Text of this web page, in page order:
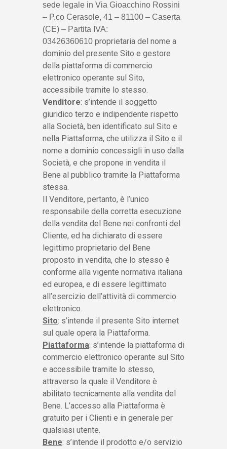
sede legale in Via Gioacchino Rossini
– P.co Cerasole, 41 – 81100 – Caserta
(CE) – Partita IVA:
03426360610 proprietaria del nome a
dominio del presente Sito e gestore
della piattaforma di commercio
elettronico operante sul Sito,
accessibile tramite lo stesso.
Venditore: s’intende il soggetto
giuridico terzo e indipendente rispetto
alla Società, ben identificato sul Sito e
nella Piattaforma, che utilizza il Sito e il
nome a dominio concessigli in uso dalla
Società, e che propone in vendita il
Bene al pubblico tramite la Piattaforma
stessa.
Il Venditore, pertanto, è l’unico
responsabile della corretta esecuzione
della vendita del Bene nei confronti del
Cliente, ed ha dichiarato di essere
legittimo proprietario del Bene
proposto in vendita, che lo stesso è
conforme alla vigente normativa italiana
ed europea, e di essere legittimato
all’esercizio dell’attività di commercio
elettronico.
Sito: s’intende il presente Sito internet
sul quale opera la Piattaforma.
Piattaforma: s’intende la piattaforma di
commercio elettronico operante sul Sito
e accessibile tramite lo stesso,
attraverso la quale il Venditore è
abilitato tecnicamente alla vendita del
Bene. L’accesso alla Piattaforma è
gratuito per i Clienti e in generale per
qualsiasi utente.
Bene: s’intende il prodotto e/o servizio